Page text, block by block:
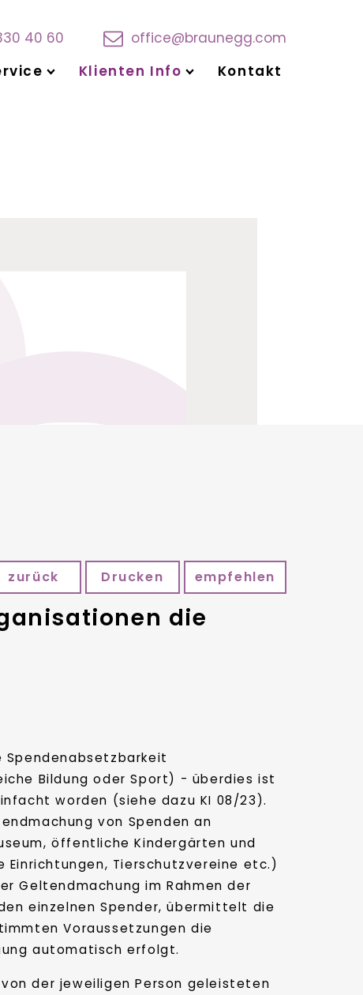
40 60
office@braunegg.com
Klienten Info Kontakt
zurück Drucken empfehlen
die
Bildung oder Sport) - überdies ist
worden (siehe dazu KI 08/23).
von Spenden an
öffentliche Kindergärten und
Tierschutzvereine etc.)
Geltendmachung im Rahmen der
einzelnen Spender, übermittelt die
Voraussetzungen die
automatisch erfolgt.
der jeweiligen Person geleisteten